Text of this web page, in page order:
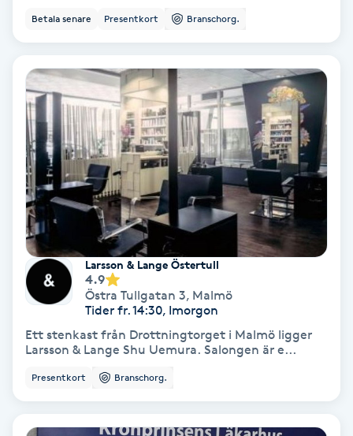
Skoinlägg
Skägg
Skäggfärgning
Skäggklippning
Skäggtrimmning
Slingor
Sockring
Betala senare Presentkort Branschorg.
Larsson & Lange Östertull
4.9
Östra Tullgatan 3, Malmö
Tider fr. 14:30, Imorgon
Ett stenkast från Drottningtorget i Malmö ligger
Larsson & Lange Shu Uemura. Salongen är e...
Presentkort Branschorg.